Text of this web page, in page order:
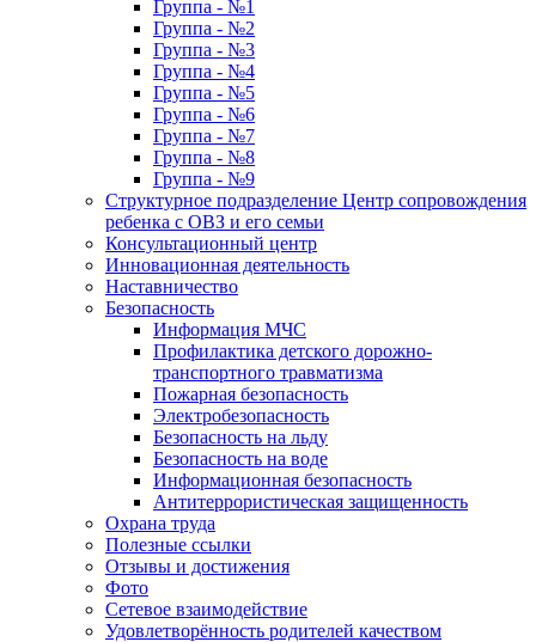
Группа - №1
Группа - №2
Группа - №3
Группа - №4
Группа - №5
Группа - №6
Группа - №7
Группа - №8
Группа - №9
Структурное подразделение Центр сопровождения
ребенка с ОВЗ и его семьи
Консультационный центр
Инновационная деятельность
Наставничество
Безопасность
Информация МЧС
Профилактика детского дорожно-
транспортного травматизма
Пожарная безопасность
Электробезопасность
Безопасность на льду
Безопасность на воде
Информационная безопасность
Антитеррористическая защищенность
Охрана труда
Полезные ссылки
Отзывы и достижения
Фото
Сетевое взаимодействие
Удовлетворённость родителей качеством